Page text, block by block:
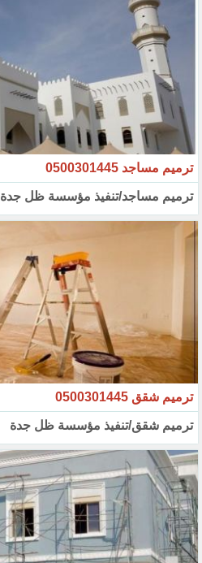
ترميم مساجد 0500301445
ترميم مساجد/تنفيذ مؤسسة ظل جدة
ترميم شقق 0500301445
ترميم شقق/تنفيذ مؤسسة ظل جدة